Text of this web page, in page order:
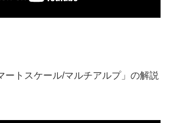
ートスケール/マルチアルプ」の解説